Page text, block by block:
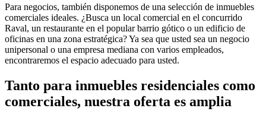
Para negocios, también disponemos de una selección de inmuebles
comerciales ideales. ¿Busca un local comercial en el concurrido
Raval, un restaurante en el popular barrio gótico o un edificio de
oficinas en una zona estratégica? Ya sea que usted sea un negocio
unipersonal o una empresa mediana con varios empleados,
encontraremos el espacio adecuado para usted.
Tanto para inmuebles residenciales como
comerciales, nuestra oferta es amplia